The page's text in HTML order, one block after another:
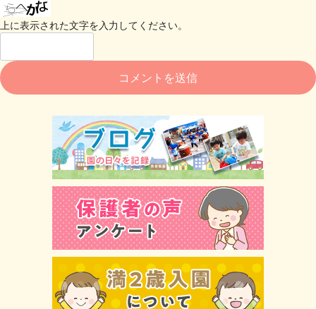
上に表示された文字を入力してください。